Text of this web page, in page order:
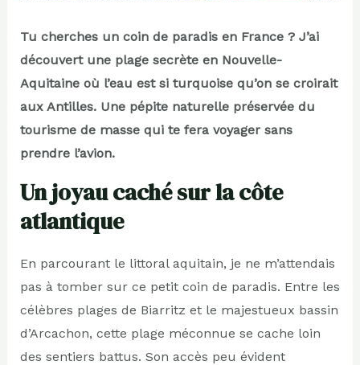
Tu cherches un coin de paradis en France ? J’ai
découvert une plage secrète en Nouvelle-
Aquitaine où l’eau est si turquoise qu’on se croirait
aux Antilles. Une pépite naturelle préservée du
tourisme de masse qui te fera voyager sans
prendre l’avion.
Un joyau caché sur la côte
atlantique
En parcourant le littoral aquitain, je ne m’attendais
pas à tomber sur ce petit coin de paradis. Entre les
célèbres plages de Biarritz et le majestueux bassin
d’Arcachon, cette plage méconnue se cache loin
des sentiers battus. Son accès peu évident